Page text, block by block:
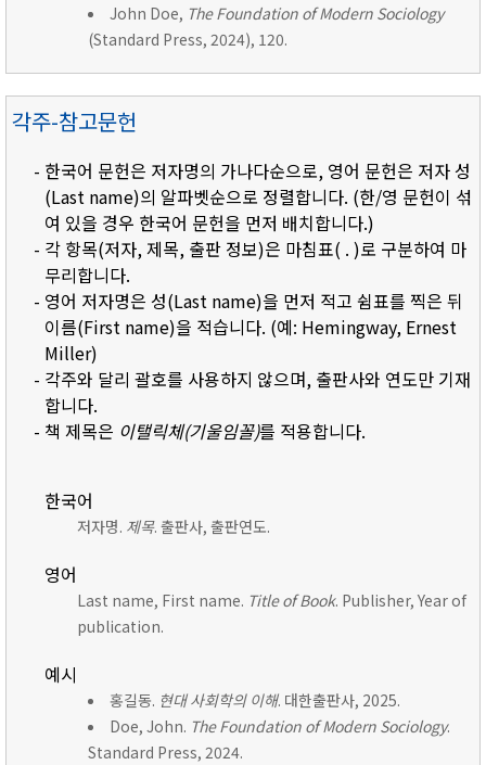
John Doe, The Foundation of Modern Sociology
(Standard Press, 2024), 120.
각주-참고문헌
- 한국어 문헌은 저자명의 가나다순으로, 영어 문헌은 저자 성
(Last name)의 알파벳순으로 정렬합니다. (한/영 문헌이 섞
여 있을 경우 한국어 문헌을 먼저 배치합니다.)
- 각 항목(저자, 제목, 출판 정보)은 마침표( . )로 구분하여 마
무리합니다.
- 영어 저자명은 성(Last name)을 먼저 적고 쉼표를 찍은 뒤
이름(First name)을 적습니다. (예: Hemingway, Ernest
Miller)
- 각주와 달리 괄호를 사용하지 않으며, 출판사와 연도만 기재
합니다.
- 책 제목은 이탤릭체(기울임꼴)를 적용합니다.
한국어
저자명. 제목. 출판사, 출판연도.
영어
Last name, First name. Title of Book. Publisher, Year of
publication.
예시
홍길동. 현대 사회학의 이해. 대한출판사, 2025.
Doe, John. The Foundation of Modern Sociology.
Standard Press, 2024.